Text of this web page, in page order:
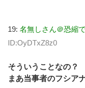
19: 名無しさん＠恐縮
ID:OyDTxZ8z0
そういうことなの？
まあ当事者のフシア